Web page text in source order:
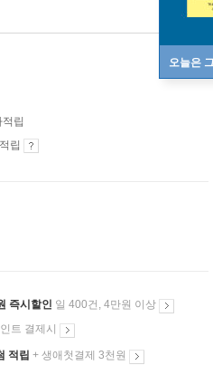
오늘은
립
립
즉시할인 일 400건, 4만원 이상
트 결제시
적립 + 생애첫결제 3천원